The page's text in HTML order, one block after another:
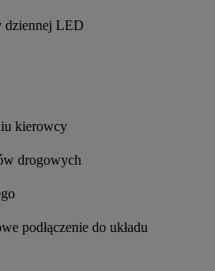
dziennej LED
kierowcy
drogowych
podłączenie do układu